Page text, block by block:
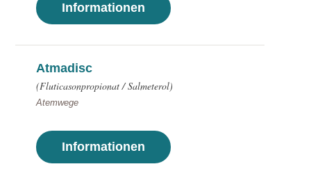
Informationen
Atmadisc
(Fluticasonpropionat / Salmeterol)
Atemwege
Informationen